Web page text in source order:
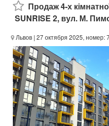
Продаж 4-х
SUNRISE 2, вул. М.
Львов | 27 октября 2025, номер: